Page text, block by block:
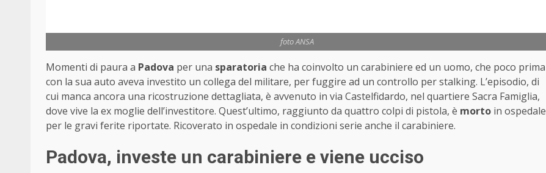
foto ANSA
Momenti di paura a Padova per una sparatoria che ha coinvolto un carabiniere ed un uomo, che poco prima
con la sua auto aveva investito un collega del militare, per fuggire ad un controllo per stalking. L’episodio, di
cui manca ancora una ricostruzione dettagliata, è avvenuto in via Castelfidardo, nel quartiere Sacra Famiglia,
dove vive la ex moglie dell’investitore. Quest’ultimo, raggiunto da quattro colpi di pistola, è morto in ospedale
per le gravi ferite riportate. Ricoverato in ospedale in condizioni serie anche il carabiniere.
Padova, investe un carabiniere e viene ucciso